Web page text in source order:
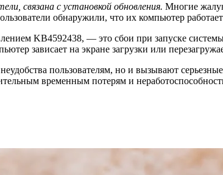
связана с установкой обновления. Многие
обнаружили, что их компьютер
KB4592438, — это сбои при запуске
зависает на экране загрузки или
пользователям, но и вызывают
временным потерям и